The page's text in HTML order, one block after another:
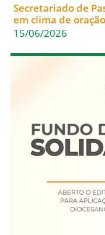
Secretariado de
em clima de
15/06/2026